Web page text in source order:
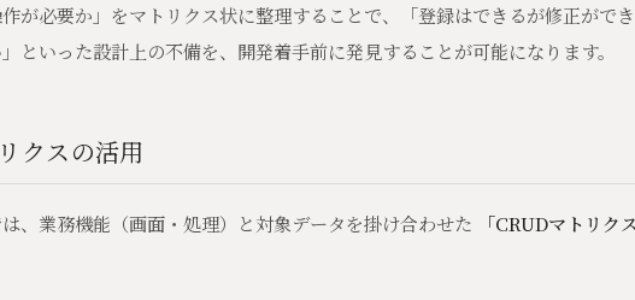
作が必要か」をマトリクス状に整理することで、「登録はできるが修正がで
といった設計上の不備を、開発着手前に発見することが可能になります。
クスの活用
、業務機能（画面・処理）と対象データを掛け合わせた 「CRUDマトリクス